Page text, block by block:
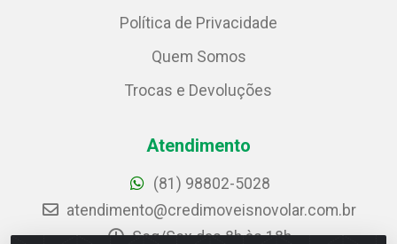
Política de Privacidade
Quem Somos
Trocas e Devoluções
Atendimento
(81) 98802-5028
atendimento@credimoveisnovolar.com.br
Seg/Sex das 8h às 18h